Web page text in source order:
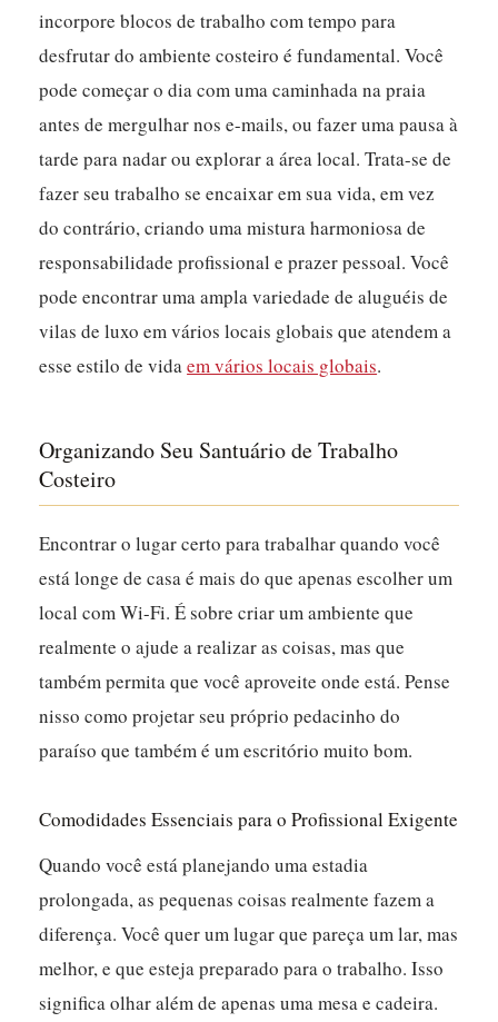
incorpore blocos de trabalho com tempo para
desfrutar do ambiente costeiro é fundamental. Você
pode começar o dia com uma caminhada na praia
antes de mergulhar nos e-mails, ou fazer uma pausa à
tarde para nadar ou explorar a área local. Trata-se de
fazer seu trabalho se encaixar em sua vida, em vez
do contrário, criando uma mistura harmoniosa de
responsabilidade profissional e prazer pessoal. Você
pode encontrar uma ampla variedade de aluguéis de
vilas de luxo em vários locais globais que atendem a
esse estilo de vidaem vários locais globais.
Organizando Seu Santuário de Trabalho
Costeiro
Encontrar o lugar certo para trabalhar quando você
está longe de casa é mais do que apenas escolher um
local com Wi-Fi. É sobre criar um ambiente que
realmente o ajude a realizar as coisas, mas que
também permita que você aproveite onde está. Pense
nisso como projetar seu próprio pedacinho do
paraíso que também é um escritório muito bom.
Comodidades Essenciais para o Profissional Exigente
Quando você está planejando uma estadia
prolongada, as pequenas coisas realmente fazem a
diferença. Você quer um lugar que pareça um lar, mas
melhor, e que esteja preparado para o trabalho. Isso
significa olhar além de apenas uma mesa e cadeira.